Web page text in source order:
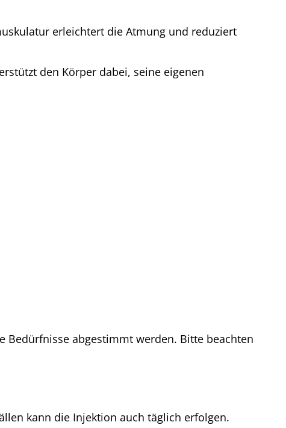
erleichtert die Atmung und reduziert
den Körper dabei, seine eigenen
Bedürfnisse abgestimmt werden. Bitte beachten
kann die Injektion auch täglich erfolgen.